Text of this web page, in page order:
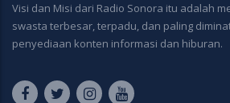
Visi dan Misi dari Radio Sonora itu adalah
swasta terbesar, terpadu, dan paling
penyediaan konten informasi dan hiburan.